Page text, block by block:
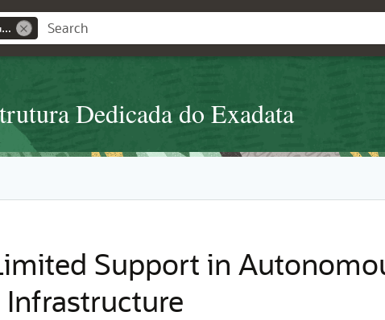
Usando o Autonomous AI Database na Infraestrutura Dedicada do Exadata
Dedicada do Exadata
Support in
Infrastructure